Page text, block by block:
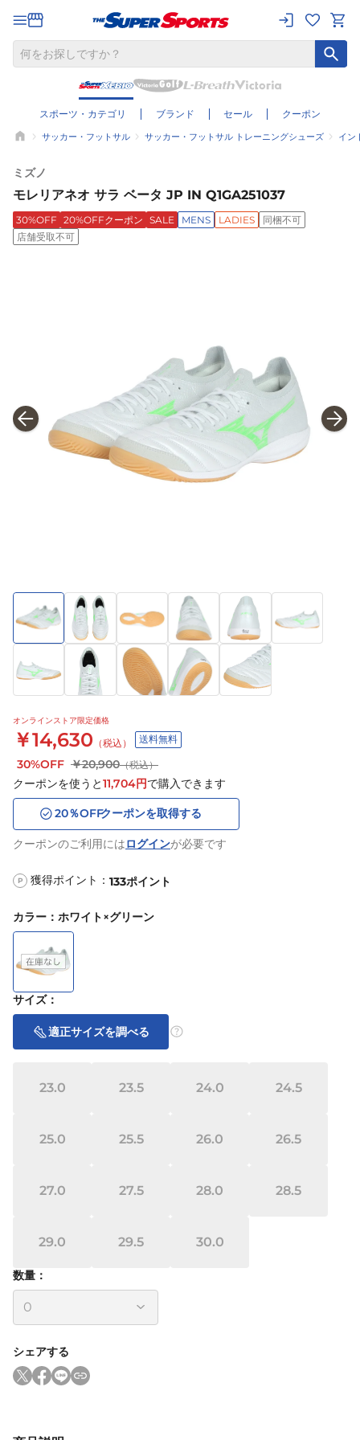
スポーツ・カテゴリ ブランド セール クーポン
サッカー・フットサル サッカー・フットサル トレーニングシューズ イン
ミズノ
モレリアネオ サラ ベータ JP IN Q1GA251037
30%OFF 20%OFFクーポン SALE MENS LADIES
同梱不可
店舗受取不可
オンラインストア限定価格
￥14,630 （税込） 送料無料
30%OFF ￥20,900（税込）
クーポンを使うと11,704円で購入できます
20％OFFクーポンを取得する
クーポンのご利用にはログインが必要です
P 獲得ポイント： 133ポイント
カラー ： ホワイト×グリーン
サイズ：
適正サイズを調べる
23.0 23.5 24.0 24.5
25.0 25.5 26.0 26.5
27.0 27.5 28.0 28.5
29.0 29.5 30.0
数量：
シェアする